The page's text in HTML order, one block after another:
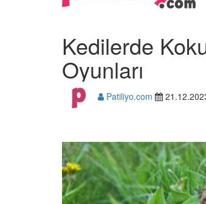
Kedilerde
Oyunları
Patiliyo.com
Tüm